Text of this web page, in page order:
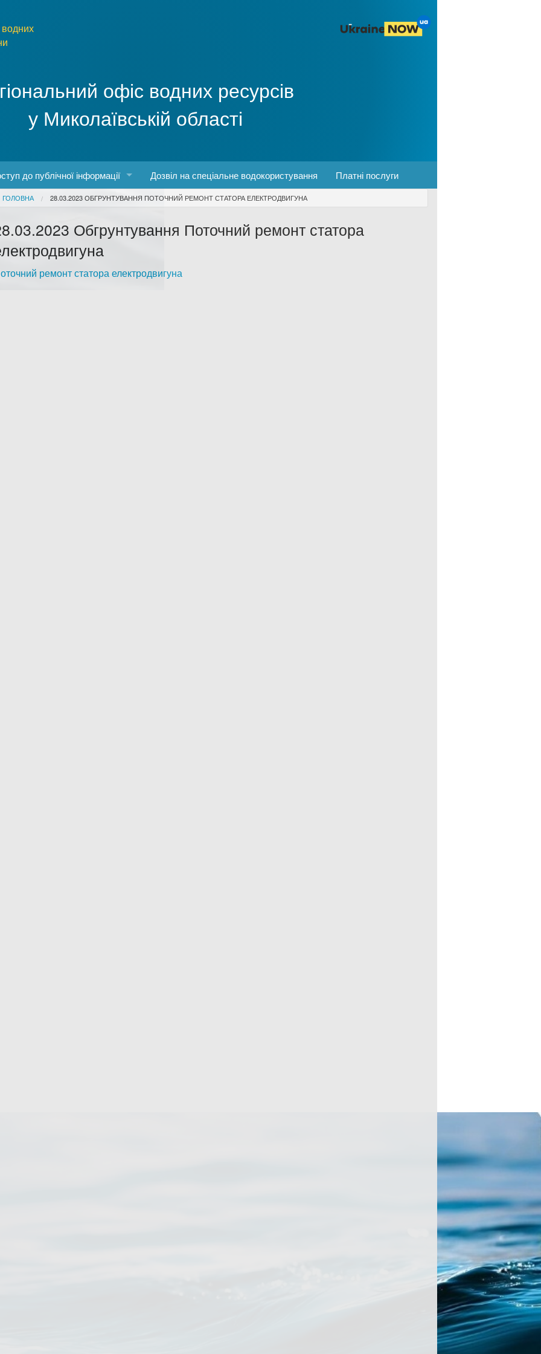
офіс водних ресурсів
у Миколаївській області
до публічної інформації
про доступ до публічної інформації
роботу з інформаційними запитами
та порядок запиту
Дозвіл на спеціальне водокористування Платні послуги
You are here
ГОЛОВНА 28.03.2023 ОБГРУНТУВАННЯ ПОТОЧНИЙ РЕМОНТ СТАТОРА ЕЛЕКТРОДВИГУНА
Обгрунтування Поточний ремонт статора
ремонт статора електродвигуна